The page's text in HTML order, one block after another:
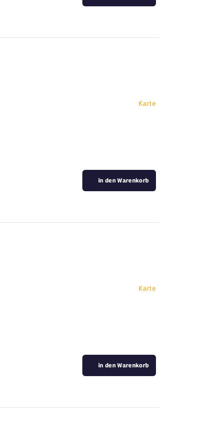
Karte
in den Warenkorb
Karte
in den Warenkorb